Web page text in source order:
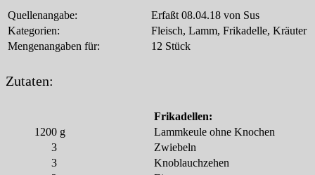
Quellenangabe:
Erfaßt 08.04.18 von Sus
Kategorien:
Fleisch, Lamm, Frikadelle, Kräuter
Mengenangaben für:
12 Stück
Zutaten:
Frikadellen:
1200 g
Lammkeule ohne Knochen
3
Zwiebeln
3
Knoblauchzehen